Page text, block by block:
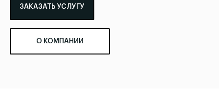
ЗАКАЗАТЬ УСЛУГУ
О КОМПАНИИ